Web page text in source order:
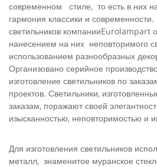
современном стиле, то есть в них
гармония классики и
светильников компанииEurolampart
нанесением на них неповторимого
использованием разнообразных
Организовано серийное
изготовление светильников по
проектов. Светильники,
заказам, поражают своей
изысканностью, неповторимостью и
Для изготовления светильников
металл, знаменитое муранское